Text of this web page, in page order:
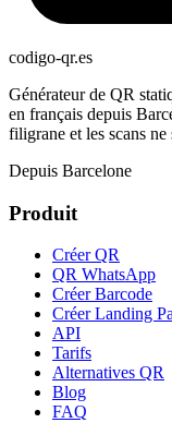
codigo-qr.es
Générateur de QR
en français depuis
filigrane et les scans
Depuis Barcelone
Produit
Créer QR
QR WhatsApp
Créer Barcode
Créer Landing
API
Tarifs
Alternatives QR
Blog
FAQ